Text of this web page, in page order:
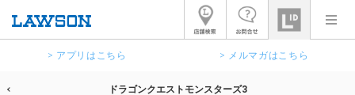
> アプリはこちら > メルマガはこちら
ドラゴンクエストモンスターズ3